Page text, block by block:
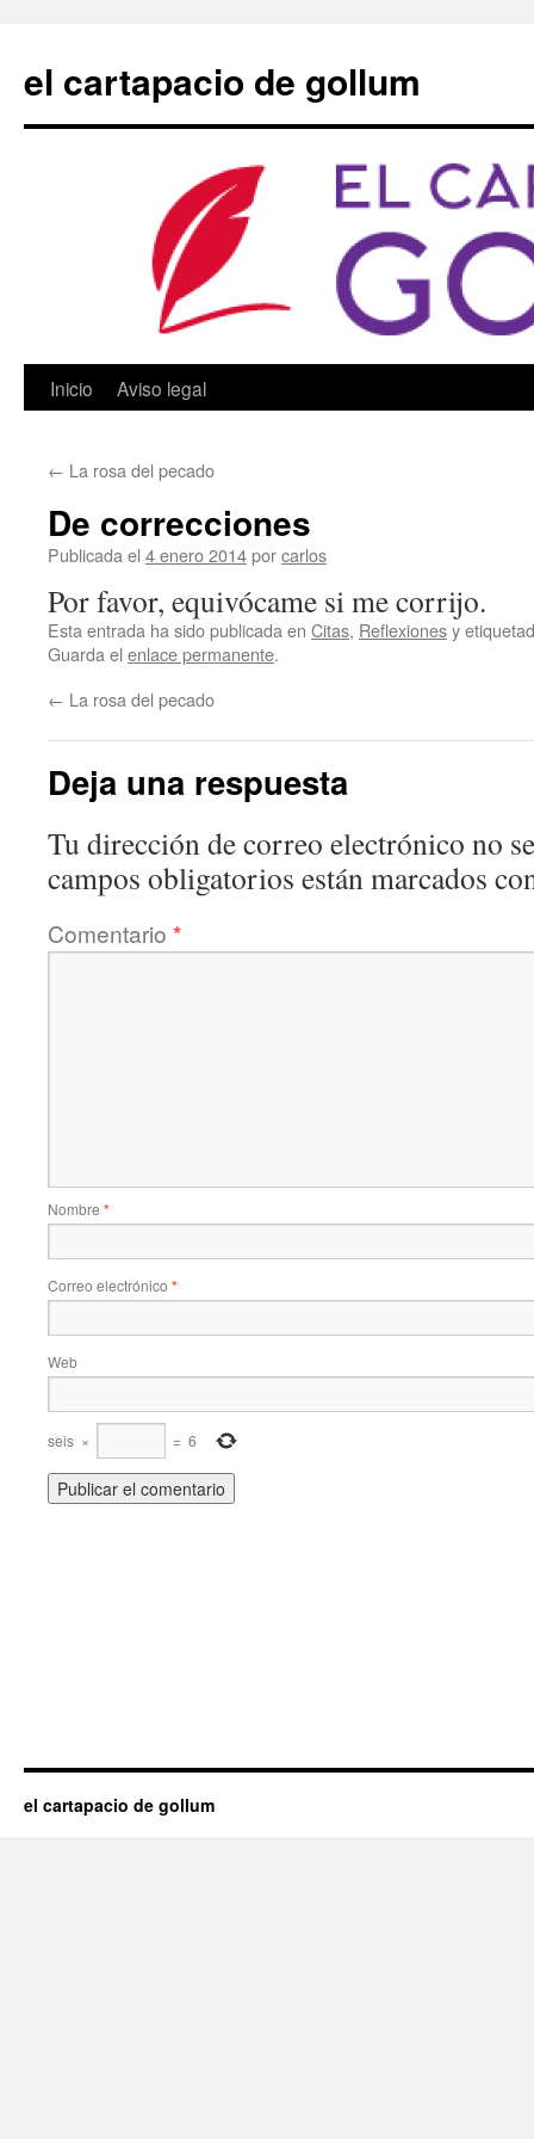
contenido
el cartapacio de gollum
Inicio Aviso legal
← La rosa del pecado
De correcciones
Publicada el 4 enero 2014porcarlos
Por favor, equivócame si me corrijo.
Esta entrada ha sido publicada en Citas, Reflexionesy
Guarda el enlace permanente.
← La rosa del pecado
Deja una respuesta
Tu dirección de correo electrónico no
campos obligatorios están marcados
Comentario *
Nombre *
Correo electrónico *
Web
seis × = 6
el cartapacio de gollum